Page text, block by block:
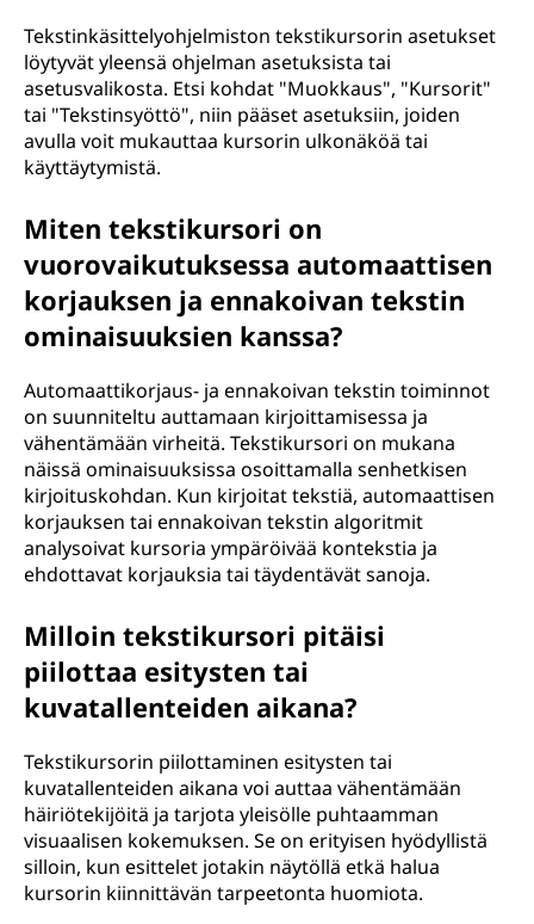
Tekstinkäsittelyohjelmiston tekstikursorin asetukset
löytyvät yleensä ohjelman asetuksista tai
asetusvalikosta. Etsi kohdat "Muokkaus", "Kursorit"
tai "Tekstinsyöttö", niin pääset asetuksiin, joiden
avulla voit mukauttaa kursorin ulkonäköä tai
käyttäytymistä.
Miten tekstikursori on
vuorovaikutuksessa automaattisen
korjauksen ja ennakoivan tekstin
ominaisuuksien kanssa?
Automaattikorjaus- ja ennakoivan tekstin toiminnot
on suunniteltu auttamaan kirjoittamisessa ja
vähentämään virheitä. Tekstikursori on mukana
näissä ominaisuuksissa osoittamalla senhetkisen
kirjoituskohdan. Kun kirjoitat tekstiä, automaattisen
korjauksen tai ennakoivan tekstin algoritmit
analysoivat kursoria ympäröivää kontekstia ja
ehdottavat korjauksia tai täydentävät sanoja.
Milloin tekstikursori pitäisi
piilottaa esitysten tai
kuvatallenteiden aikana?
Tekstikursorin piilottaminen esitysten tai
kuvatallenteiden aikana voi auttaa vähentämään
häiriötekijöitä ja tarjota yleisölle puhtaamman
visuaalisen kokemuksen. Se on erityisen hyödyllistä
silloin, kun esittelet jotakin näytöllä etkä halua
kursorin kiinnittävän tarpeetonta huomiota.